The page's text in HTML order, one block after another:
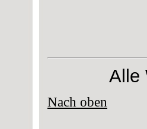
Alle
Nach oben